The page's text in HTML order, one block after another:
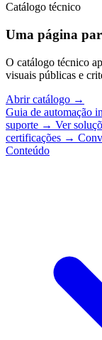
Catálogo técnico
Uma página
O catálogo técnico
visuais públicas e
Abrir catálogo →
Guia de automação
suporte → Ver
certificações →
Conteúdo